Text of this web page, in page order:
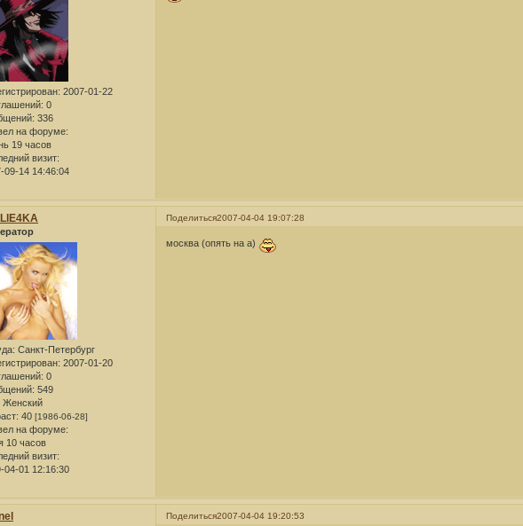
: 2007-01-22
0
336
на форуме:
19 часов
визит:
09-14 14:46:04
Поделиться2007-04-04 19:07:28
Санкт-Петербург
: 2007-01-20
0
549
Женский
40 [1986-06-28]
на форуме:
10 часов
визит:
04-01 12:16:30
москва (опять на а)
Поделиться2007-04-04 19:20:53